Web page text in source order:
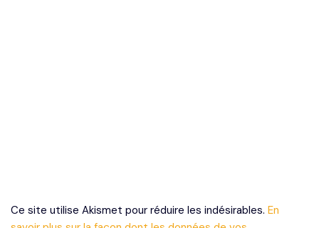
Ce site utilise Akismet pour réduire les indésirables. En